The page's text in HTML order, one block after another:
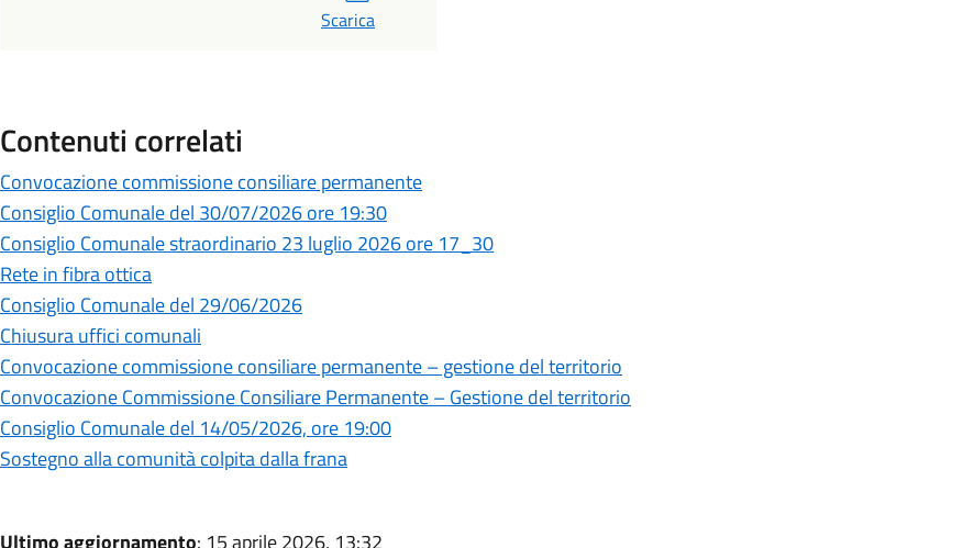
Scarica
Contenuti correlati
Convocazione commissione consiliare permanente
Consiglio Comunale del 30/07/2026 ore 19:30
Consiglio Comunale straordinario 23 luglio 2026 ore 17_30
Rete in fibra ottica
Consiglio Comunale del 29/06/2026
Chiusura uffici comunali
Convocazione commissione consiliare permanente – gestione del territorio
Convocazione Commissione Consiliare Permanente – Gestione del territorio
Consiglio Comunale del 14/05/2026, ore 19:00
Sostegno alla comunità colpita dalla frana
Ultimo aggiornamento: 15 aprile 2026, 13:32